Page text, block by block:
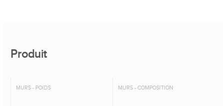
Produit
MURS - POIDS MURS - COMPOSITION